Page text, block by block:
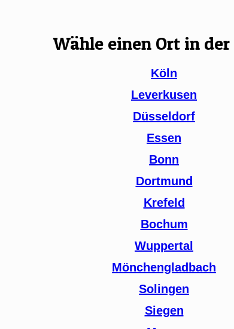
Wähle einen Ort in der
Köln
Leverkusen
Düsseldorf
Essen
Bonn
Dortmund
Krefeld
Bochum
Wuppertal
Mönchengladbach
Solingen
Siegen